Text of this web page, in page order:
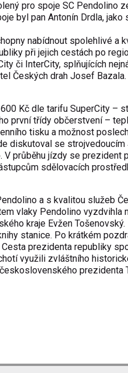
pro spoje SC Pendolino
byl pan Antonín Drdla,
nabídnout spolehlivé a
při jejich cestách po
či InterCity, splňujících
Českých drah Josef Bazala.
Kč dle tarifu SuperCity –
první třídy občerstvení –
tisku a možnost
diskutoval se
průběhu jízdy se prezident
sdělovacích
a s kvalitou služeb
vlaky Pendolino vyzdvihla
kraje Evžen
stanice. Po krátkém
prezidenta republiky
využili zvláštního
prezidenta